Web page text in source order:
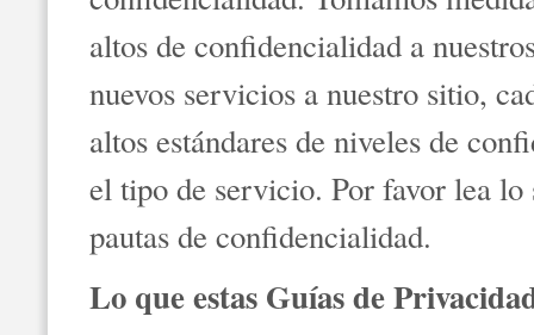
altos de confidencialidad a
nuevos servicios a nuestro sitio,
altos estándares de niveles de
el tipo de servicio. Por favor lea lo
pautas de confidencialidad.
Lo que estas Guías de